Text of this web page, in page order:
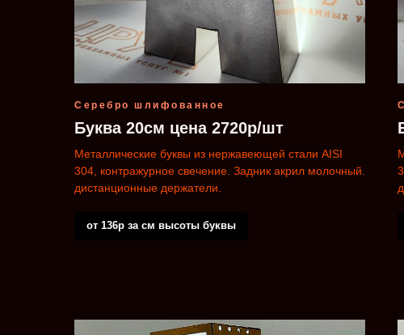
Серебро шлифованное
Буква 20см цена 2720р/шт
Металлические буквы из нержавеющей стали AISI
304, контражурное свечение. Задник акрил молочный.
дистанционные держатели.
от 136р за см высоты буквы